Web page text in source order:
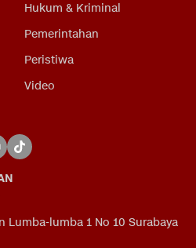
Hukum & Kriminal
Pemerintahan
Peristiwa
Video
Lumba-lumba 1 No 10 Surabaya